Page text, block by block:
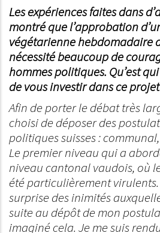
Les expériences faites dans
montré que l’approbation
végétarienne hebdomadaire
nécessité beaucoup de
hommes politiques. Qu’est
de vous investir dans ce
Afin de porter le débat très
choisi de déposer des
politiques suisses :
Le premier niveau qui a
niveau cantonal vaudois, où
été particulièrement virulents.
surprise des inimités
suite au dépôt de mon
imaginé cela. Je me suis